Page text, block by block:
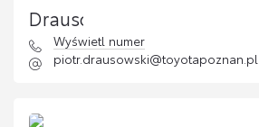
Wyświetl numer
piotr.drausowski@toyotapoznan.pl